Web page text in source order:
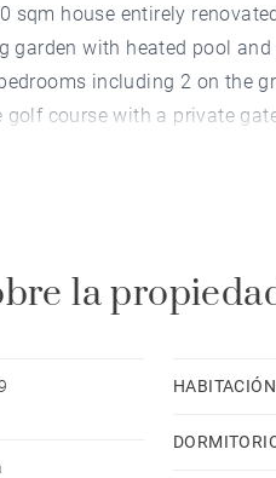
sqm house entirely
garden with heated pool
including 2 on the
golf course with a private
la